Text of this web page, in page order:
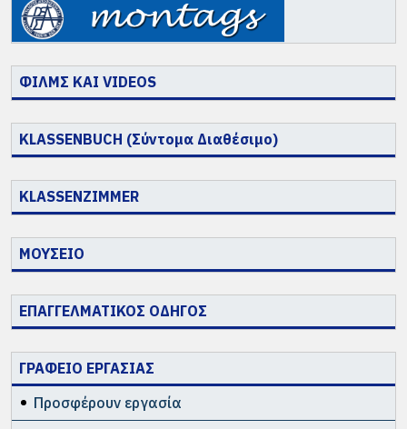
ΦΙΛΜΣ ΚΑΙ VIDEOS
KLASSENBUCH (Σύντομα Διαθέσιμο)
KLASSENZIMMER
ΜΟΥΣΕΙΟ
ΕΠΑΓΓΕΛΜΑΤΙΚΟΣ ΟΔΗΓΟΣ
ΓΡΑΦΕΙΟ ΕΡΓΑΣΙΑΣ
Προσφέρουν εργασία